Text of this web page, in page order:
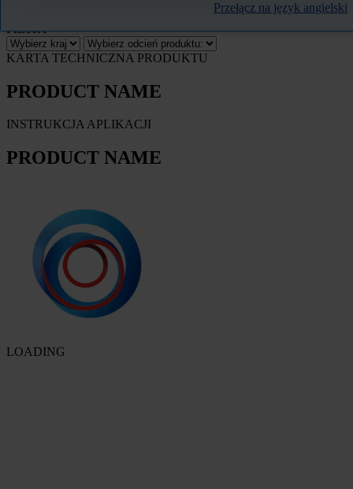
Przełącz na język angielski
FILTRY
KARTA TECHNICZNA PRODUKTU
PRODUCT NAME
INSTRUKCJA APLIKACJI
PRODUCT NAME
LOADING